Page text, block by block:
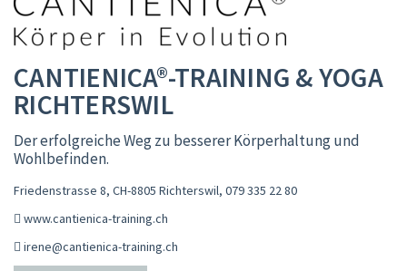
CANTIENICA®-TRAINING & YOGA
RICHTERSWIL
Der erfolgreiche Weg zu besserer Körperhaltung und
Wohlbefinden.
Friedenstrasse 8, CH-8805 Richterswil, 079 335 22 80
www.cantienica-training.ch
irene@cantienica-training.ch